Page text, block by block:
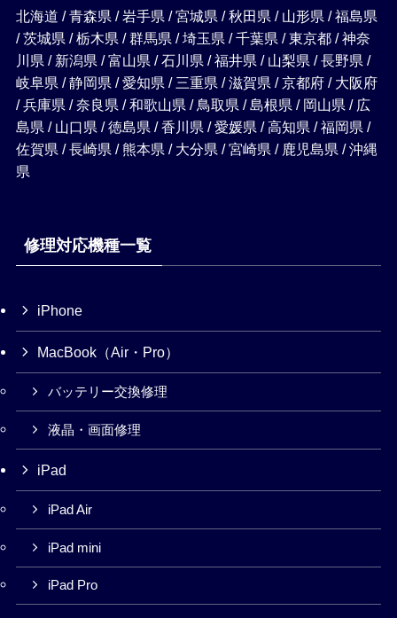
北海道 / 青森県 / 岩手県 / 宮城県 / 秋田県 / 山形県 / 福島県
/ 茨城県 / 栃木県 / 群馬県 / 埼玉県 / 千葉県 / 東京都 / 神奈
川県 / 新潟県 / 富山県 / 石川県 / 福井県 / 山梨県 / 長野県 /
岐阜県 / 静岡県 / 愛知県 / 三重県 / 滋賀県 / 京都府 / 大阪府
/ 兵庫県 / 奈良県 / 和歌山県 / 鳥取県 / 島根県 / 岡山県 / 広
島県 / 山口県 / 徳島県 / 香川県 / 愛媛県 / 高知県 / 福岡県 /
佐賀県 / 長崎県 / 熊本県 / 大分県 / 宮崎県 / 鹿児島県 / 沖縄
県
修理対応機種一覧
iPhone
MacBook（Air・Pro）
バッテリー交換修理
液晶・画面修理
iPad
iPad Air
iPad mini
iPad Pro